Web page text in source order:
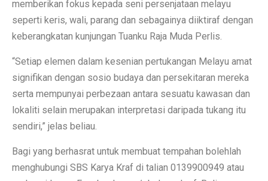
memberikan fokus kepada seni persenjataan melayu
seperti keris, wali, parang dan sebagainya diiktiraf dengan
keberangkatan kunjungan Tuanku Raja Muda Perlis.
“Setiap elemen dalam kesenian pertukangan Melayu amat
signifikan dengan sosio budaya dan persekitaran mereka
serta mempunyai perbezaan antara sesuatu kawasan dan
lokaliti selain merupakan interpretasi daripada tukang itu
sendiri,” jelas beliau.
Bagi yang berhasrat untuk membuat tempahan bolehlah
menghubungi SBS Karya Kraf di talian 0139900949 atau